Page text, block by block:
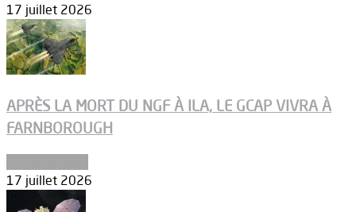
17 juillet 2026
APRÈS LA MORT DU NGF À ILA, LE GCAP VIVRA À
FARNBOROUGH
17 juillet 2026